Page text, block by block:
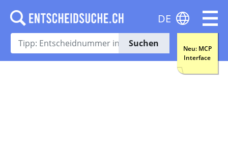
Suchen
Neu: MCP
Interface
DE